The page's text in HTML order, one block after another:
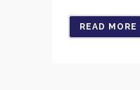
READ MORE